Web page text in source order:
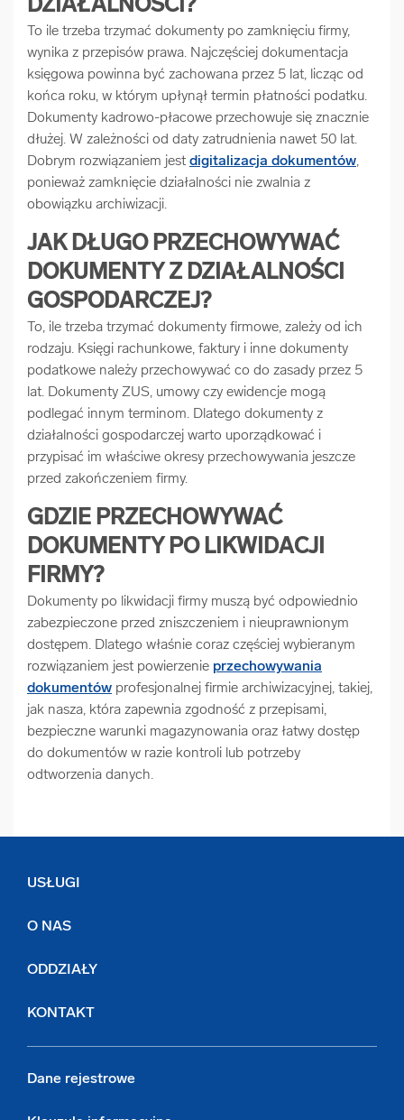
DZIAŁALNOŚCI?
To ile trzeba trzymać dokumenty po zamknięciu firmy,
wynika z przepisów prawa. Najczęściej dokumentacja
księgowa powinna być zachowana przez 5 lat, licząc od
końca roku, w którym upłynął termin płatności podatku.
Dokumenty kadrowo-płacowe przechowuje się znacznie
dłużej. W zależności od daty zatrudnienia nawet 50 lat.
Dobrym rozwiązaniem jest digitalizacja dokumentów,
ponieważ zamknięcie działalności nie zwalnia z
obowiązku archiwizacji.
JAK DŁUGO PRZECHOWYWAĆ
DOKUMENTY Z DZIAŁALNOŚCI
GOSPODARCZEJ?
To, ile trzeba trzymać dokumenty firmowe, zależy od ich
rodzaju. Księgi rachunkowe, faktury i inne dokumenty
podatkowe należy przechowywać co do zasady przez 5
lat. Dokumenty ZUS, umowy czy ewidencje mogą
podlegać innym terminom. Dlatego dokumenty z
działalności gospodarczej warto uporządkować i
przypisać im właściwe okresy przechowywania jeszcze
przed zakończeniem firmy.
GDZIE PRZECHOWYWAĆ
DOKUMENTY PO LIKWIDACJI
FIRMY?
Dokumenty po likwidacji firmy muszą być odpowiednio
zabezpieczone przed zniszczeniem i nieuprawnionym
dostępem. Dlatego właśnie coraz częściej wybieranym
rozwiązaniem jest powierzenie przechowywania
dokumentów profesjonalnej firmie archiwizacyjnej, takiej,
jak nasza, która zapewnia zgodność z przepisami,
bezpieczne warunki magazynowania oraz łatwy dostęp
do dokumentów w razie kontroli lub potrzeby
odtworzenia danych.
USŁUGI
O NAS
ODDZIAŁY
KONTAKT
Dane rejestrowe